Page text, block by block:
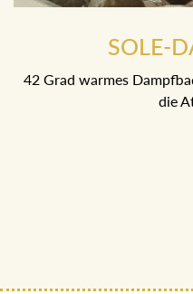
SOLE-
42 Grad warmes
die